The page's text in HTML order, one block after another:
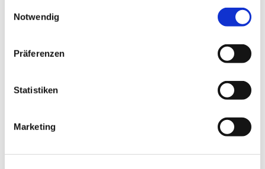
Notwendig
Präferenzen
Statistiken
Marketing
Dies könnte Sie auch